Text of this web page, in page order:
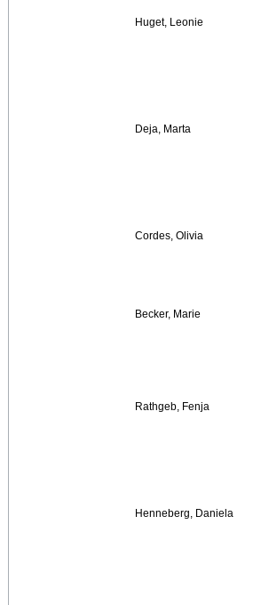
Huget, Leonie
Deja, Marta
Cordes, Olivia
Becker, Marie
Rathgeb, Fenja
Henneberg, Daniela